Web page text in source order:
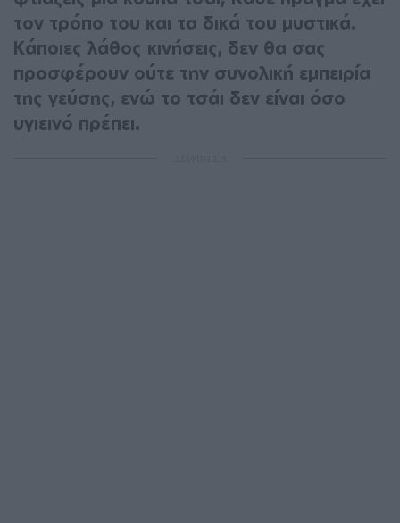
τον τρόπο του και τα δικά του μυστικά.
Κάποιες λάθος κινήσεις, δεν θα σας
προσφέρουν ούτε την συνολική εμπειρία
της γεύσης, ενώ το τσάι δεν είναι όσο
υγιεινό πρέπει.